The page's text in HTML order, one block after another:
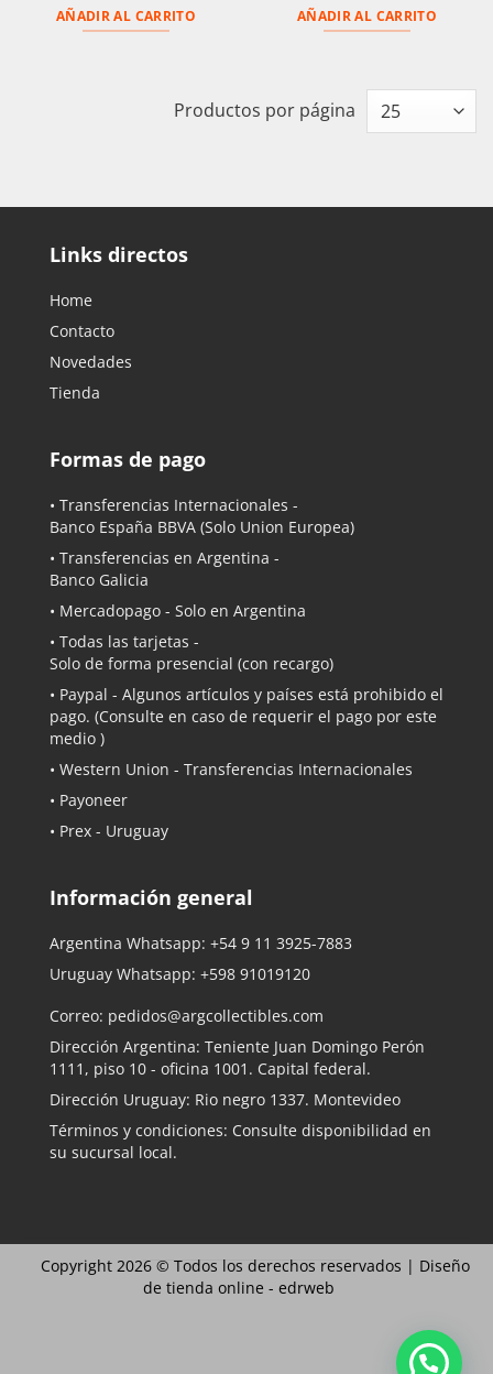
AÑADIR AL CARRITO AÑADIR AL CARRITO
Productos por página
Links directos
Home
Contacto
Novedades
Tienda
Formas de pago
• Transferencias Internacionales -
Banco España BBVA (Solo Union Europea)
• Transferencias en Argentina -
Banco Galicia
• Mercadopago - Solo en Argentina
• Todas las tarjetas -
Solo de forma presencial (con recargo)
• Paypal - Algunos artículos y países está prohibido el
pago. (Consulte en caso de requerir el pago por este
medio )
• Western Union - Transferencias Internacionales
• Payoneer
• Prex - Uruguay
Información general
Argentina Whatsapp: +54 9 11 3925-7883
Uruguay Whatsapp: +598 91019120
Correo: pedidos@argcollectibles.com
Dirección Argentina: Teniente Juan Domingo Perón
1111, piso 10 - oficina 1001. Capital federal.
Dirección Uruguay: Rio negro 1337. Montevideo
Términos y condiciones: Consulte disponibilidad en
su sucursal local.
Copyright 2026 © Todos los derechos reservados | Diseño
de tienda online - edrweb